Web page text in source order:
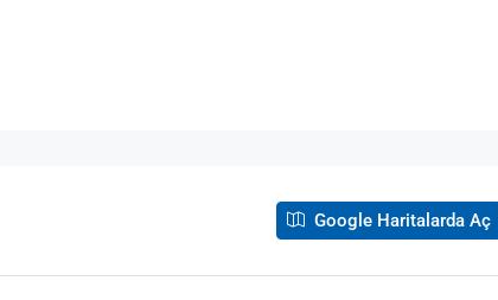
Google Haritalarda Aç